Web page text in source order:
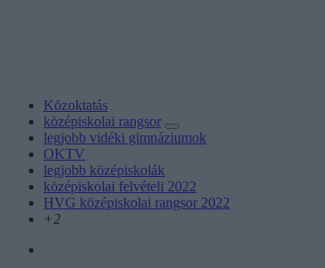
Közoktatás
középiskolai rangsor
legjobb vidéki gimnáziumok
OKTV
legjobb középiskolák
középiskolai felvételi 2022
HVG középiskolai rangsor 2022
+2